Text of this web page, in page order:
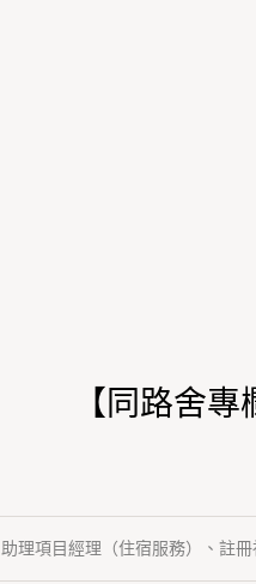
【同路舍
助理項目經理（住宿服務）、註冊